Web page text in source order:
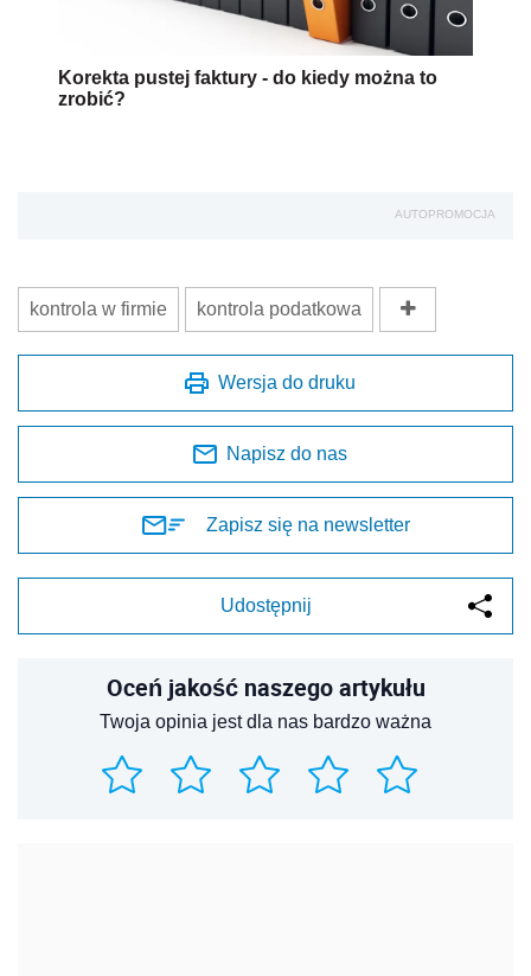
Korekta pustej faktury - do kiedy można to
zrobić?
AUTOPROMOCJA
kontrola w firmie kontrola podatkowa
Wersja do druku
Napisz do nas
Zapisz się na newsletter
Udostępnij
Oceń jakość naszego artykułu
Twoja opinia jest dla nas bardzo ważna